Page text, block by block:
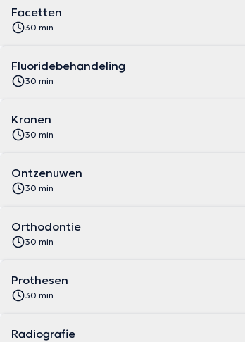
Facetten
30 min
Fluoridebehandeling
30 min
Kronen
30 min
Ontzenuwen
30 min
Orthodontie
30 min
Prothesen
30 min
Radiografie